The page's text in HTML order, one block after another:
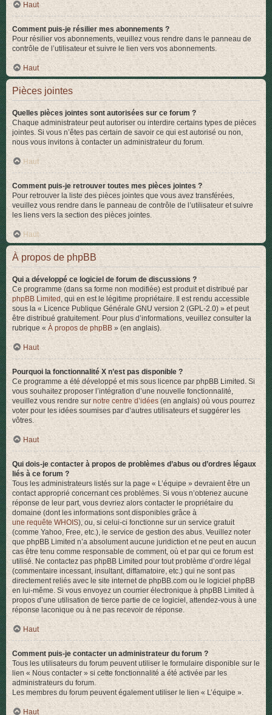
Haut
Comment puis-je résilier mes abonnements ?
Pour résilier vos abonnements, veuillez vous rendre dans le panneau de
contrôle de l’utilisateur et suivre le lien vers vos abonnements.
Haut
Pièces jointes
Quelles pièces jointes sont autorisées sur ce forum ?
Chaque administrateur peut autoriser ou interdire certains types de pièces
jointes. Si vous n’êtes pas certain de savoir ce qui est autorisé ou non,
nous vous invitons à contacter un administrateur du forum.
Haut
Comment puis-je retrouver toutes mes pièces jointes ?
Pour retrouver la liste des pièces jointes que vous avez transférées,
veuillez vous rendre dans le panneau de contrôle de l’utilisateur et suivre
les liens vers la section des pièces jointes.
Haut
À propos de phpBB
Qui a développé ce logiciel de forum de discussions ?
Ce programme (dans sa forme non modifiée) est produit et distribué par
phpBB Limited , qui en est le légitime propriétaire. Il est rendu accessible
sous la « Licence Publique Générale GNU version 2 (GPL-2.0) » et peut
être distribué gratuitement. Pour plus d’informations, veuillez consulter la
rubrique « À propos de phpBB » (en anglais).
Haut
Pourquoi la fonctionnalité X n’est pas disponible ?
Ce programme a été développé et mis sous licence par phpBB Limited. Si
vous souhaitez proposer l’intégration d’une nouvelle fonctionnalité,
veuillez vous rendre sur notre centre d’idées (en anglais) où vous pourrez
voter pour les idées soumises par d’autres utilisateurs et suggérer les
vôtres.
Haut
Qui dois-je contacter à propos de problèmes d’abus ou d’ordres légaux
liés à ce forum ?
Tous les administrateurs listés sur la page « L’équipe » devraient être un
contact approprié concernant ces problèmes. Si vous n’obtenez aucune
réponse de leur part, vous devriez alors contacter le propriétaire du
domaine (dont les informations sont disponibles grâce à
une requête WHOIS), ou, si celui-ci fonctionne sur un service gratuit
(comme Yahoo, Free, etc.), le service de gestion des abus. Veuillez noter
que phpBB Limited n’a absolument aucune juridiction et ne peut en aucun
cas être tenu comme responsable de comment, où et par qui ce forum est
utilisé. Ne contactez pas phpBB Limited pour tout problème d’ordre légal
(commentaire incessant, insultant, diffamatoire, etc.) qui ne sont pas
directement reliés avec le site internet de phpBB.com ou le logiciel phpBB
en lui-même. Si vous envoyez un courrier électronique à phpBB Limited à
propos d’une utilisation de tierce partie de ce logiciel, attendez-vous à une
réponse laconique ou à ne pas recevoir de réponse.
Haut
Comment puis-je contacter un administrateur du forum ?
Tous les utilisateurs du forum peuvent utiliser le formulaire disponible sur le
lien « Nous contacter » si cette fonctionnalité a été activée par les
administrateurs du forum.
Les membres du forum peuvent également utiliser le lien « L’équipe ».
Haut